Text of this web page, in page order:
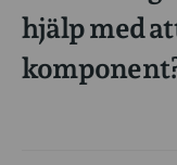
hjälp med